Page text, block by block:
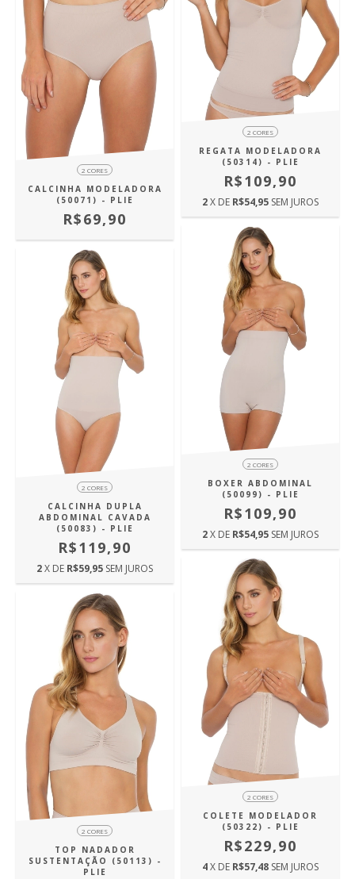
2 CORES
CALCINHA MODELADORA
(50071) - PLIE
R$69,90
2 CORES
REGATA MODELADORA
(50314) - PLIE
R$109,90
2X DE R$54,95 SEM JUROS
2 CORES
CALCINHA DUPLA
ABDOMINAL CAVADA
(50083) - PLIE
R$119,90
2X DE R$59,95 SEM JUROS
2 CORES
BOXER ABDOMINAL
(50099) - PLIE
R$109,90
2X DE R$54,95 SEM JUROS
2 CORES
TOP NADADOR
SUSTENTAÇÃO (50113) -
PLIE
2 CORES
COLETE MODELADOR
(50322) - PLIE
R$229,90
4X DE R$57,48 SEM JUROS